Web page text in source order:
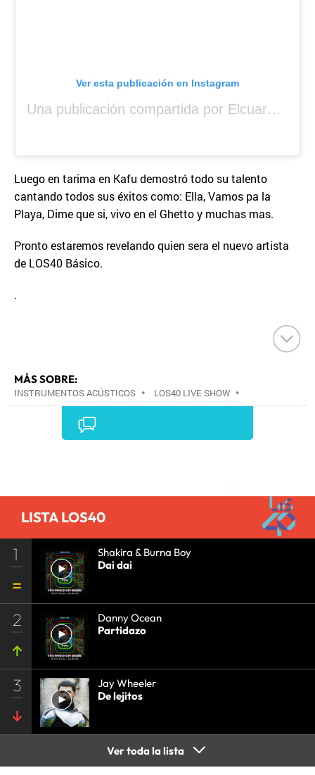
Ver esta publicación en Instagram
Una publicación compartida por Elcuara (@elcuara.25)
Luego en tarima en Kafu demostró todo su talento
cantando todos sus éxitos como: Ella, Vamos pa la
Playa, Dime que si, vivo en el Ghetto y muchas mas.
Pronto estaremos revelando quien sera el nuevo artista
de LOS40 Básico.
.
MÁS SOBRE:
INSTRUMENTOS ACÚSTICOS • LOS40 LIVE SHOW •
CONCIERTOS•LOS40•EVENTOS MUSICALES•
•AGENDA CULTURAL
•PRISA MEDIA•MÚSICA•GRUPO
COMUNICACIÓN•COMUNICACIÓN•
LISTA LOS40
1
Shakira & Burna Boy
Dai dai
2
Danny Ocean
Partidazo
3
Jay Wheeler
De lejitos
Ver toda la lista